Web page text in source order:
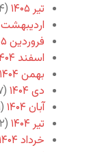
تیر ۱۴۰۵
(۴)
اردیبهشت ۱۴۰۵
فروردین ۱۴۰۵
اسفند ۱۴۰۴
بهمن ۱۴۰۴
دی ۱۴۰۴
(۲۷)
آبان ۱۴۰۴
(۱)
تیر ۱۴۰۴
(۲۲)
خرداد ۱۴۰۴